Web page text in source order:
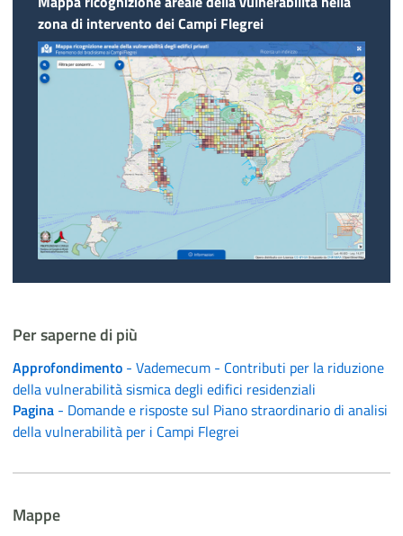
zona di intervento dei Campi Flegrei
Per saperne di più
Approfondimento - Vademecum - Contributi per la riduzione
della vulnerabilità sismica degli edifici residenziali
Pagina - Domande e risposte sul Piano straordinario di analisi
della vulnerabilità per i Campi Flegrei
Mappe